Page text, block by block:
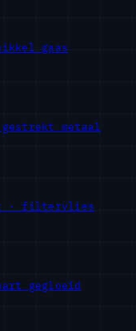
gaas
metaal
· filtervlies
gegloeid